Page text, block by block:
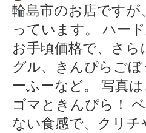
輪島市のお店です
っています。 ハー
お手頃価格で、さ
グル、きんぴらご
ーふーなど。 写真
ゴマときんぴら！
ない食感で、クリ